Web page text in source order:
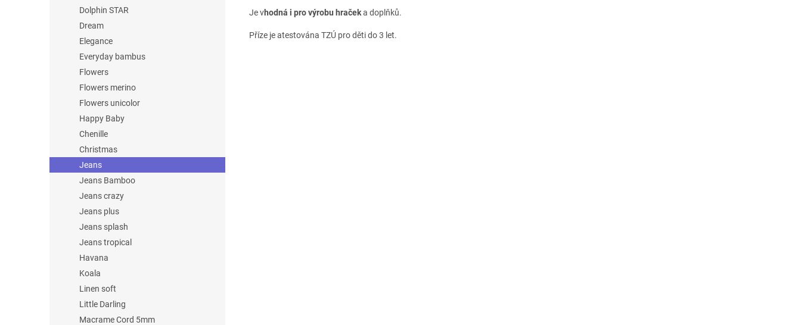
Dolphin STAR
Dream
Elegance
Everyday bambus
Flowers
Flowers merino
Flowers unicolor
Happy Baby
Chenille
Christmas
Jeans
Jeans Bamboo
Jeans crazy
Jeans plus
Jeans splash
Jeans tropical
Havana
Koala
Linen soft
Little Darling
Macrame Cord 5mm
Je vhodná i pro výrobu hračeka doplňků.
Příze je atestována TZÚ pro děti do 3 let.